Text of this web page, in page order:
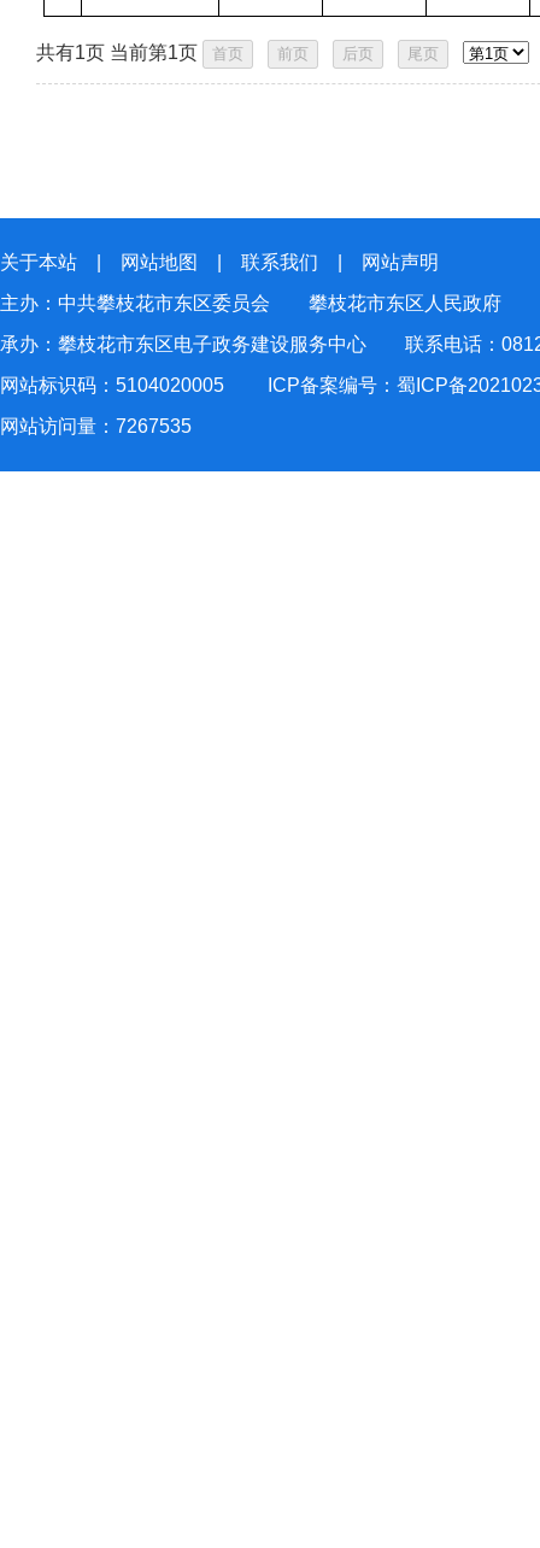
共有1页 当前第1页
关于本站 网站地图 联系我们
网站声明
主办：中共攀枝花市东区委员会 攀枝花市东区人民政府
承办：攀枝花市东区电子政务建设服务中心 联系电话：
网站标识码：5104020005
ICP备案编号：蜀ICP备
网站访问量： 7267535